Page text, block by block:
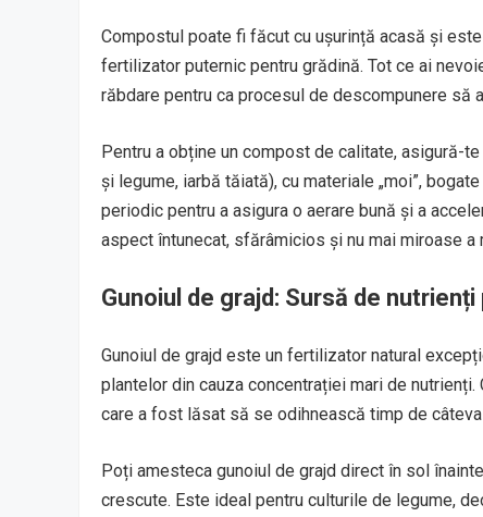
Compostul poate fi făcut cu ușurință acasă și
fertilizator puternic pentru grădină. Tot ce ai
răbdare pentru ca procesul de descompunere să
Pentru a obține un compost de calitate, asigură-
și legume, iarbă tăiată), cu materiale „moi”,
periodic pentru a asigura o aerare bună și a
aspect întunecat, sfărâmicios și nu mai miroase
Gunoiul de grajd: Sursă de
Gunoiul de grajd este un fertilizator natural
plantelor din cauza concentrației mari de
care a fost lăsat să se odihnească timp de
Poți amesteca gunoiul de grajd direct în sol
crescute. Este ideal pentru culturile de legume,